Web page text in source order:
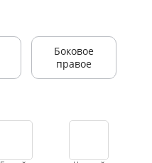
Боковое
правое